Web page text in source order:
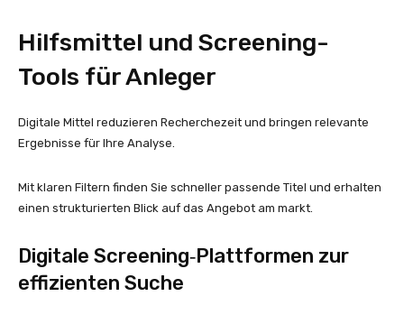
Hilfsmittel und Screening-
Tools für Anleger
Digitale Mittel reduzieren Recherchezeit und bringen relevante
Ergebnisse für Ihre Analyse.
Mit klaren Filtern finden Sie schneller passende Titel und erhalten
einen strukturierten Blick auf das Angebot am markt.
Digitale Screening‑Plattformen zur
effizienten Suche